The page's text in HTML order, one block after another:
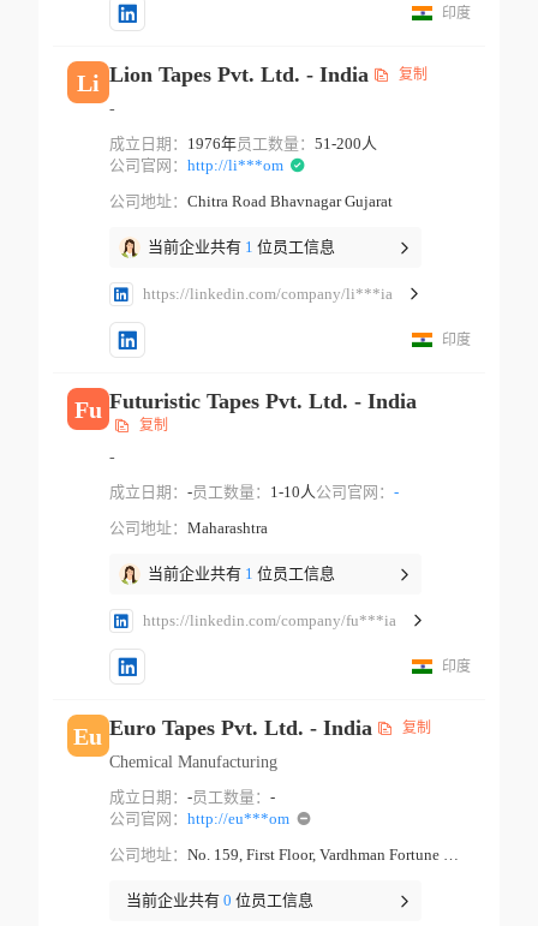
印度
Li Lion Tapes Pvt. Ltd. - India 复制
-
成立日期： 1976年员工数量： 51-200人
公司官网： http://li***om
公司地址： Chitra Road Bhavnagar Gujarat
当前企业共有 1 位员工信息
https://linkedin.com/company/li***ia
印度
Fu Futuristic Tapes Pvt. Ltd. - India
复制
-
成立日期： -员工数量： 1-10人公司官网： -
公司地址： Maharashtra
当前企业共有 1 位员工信息
https://linkedin.com/company/fu***ia
印度
Eu Euro Tapes Pvt. Ltd. - India 复制
Chemical Manufacturing
成立日期： -员工数量： -
公司官网： http://eu***om
公司地址：
No. 159, First Floor, Vardhman Fortune Mall, Near Hans Cinema, Gt Karnal Road Industrial Area New Delhi Delhi
当前企业共有 0 位员工信息